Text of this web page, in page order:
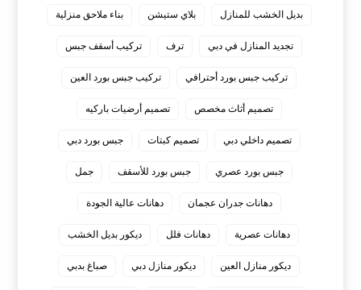
بديل الخشب للمنازل بلاي ستيشن بناء ملاحق منزلية
تجديد المنازل في دبي ترف تركيب أسقف جبس
تركيب جبس بورد أحترافي تركيب جبس بورد العين
تصميم أثاث مخصص تصميم أرضيات باركيه
تصميم داخلي دبي تصميم كبتات جبس بورد دبي
جبس بورد عصري جبس بورد للأسقف جمل
دهانات جدران عجمان دهانات عالية الجودة
دهانات عصرية دهانات فلل ديكور بديل الخشب
ديكور منازل العين ديكور منازل دبي صباغ بدبي